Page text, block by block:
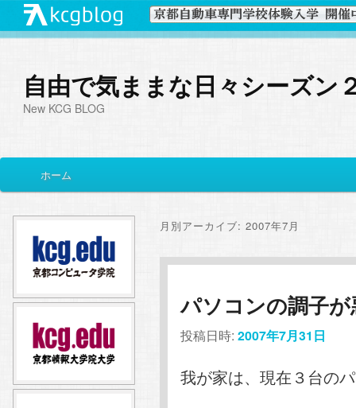
自由で気ままな日々シーズン
New KCG BLOG
イ
メ
イ
ン
コ
ン
サ
ブ
コ
ン
テ
ホーム
月別アーカイブ: 2007年7月
パソコンの調子
投稿日時: 2007年7月31日
我が家は、現在３台の